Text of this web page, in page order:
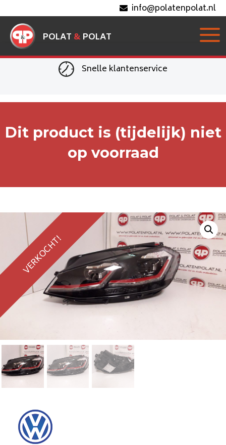
info@polatenpolat.nl
POLAT & POLAT
Snelle klantenservice
Dit product is (tijdelijk) niet
op voorraad
VERKOCHT!